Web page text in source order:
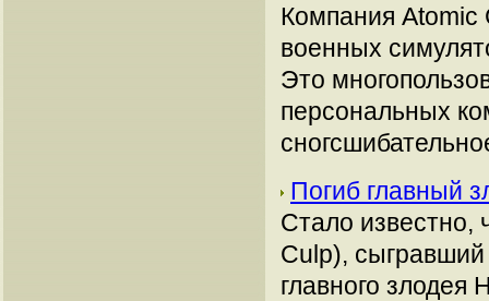
Компания Atomic
военных
Это
персональных
Погиб главный
Стало известно,
Culp),
главного злодея